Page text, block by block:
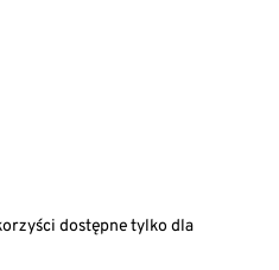
dostępne tylko dla